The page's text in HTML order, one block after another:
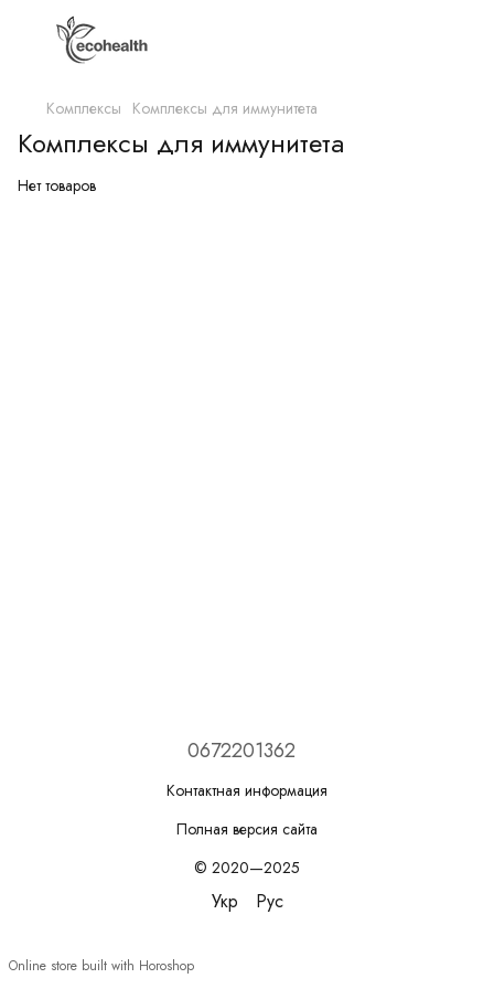
Комплексы Комплексы для иммунитета
Комплексы для иммунитета
Нет товаров
0672201362
Контактная информация
Полная версия сайта
© 2020—2025
Укр Рус
Online store built with Horoshop